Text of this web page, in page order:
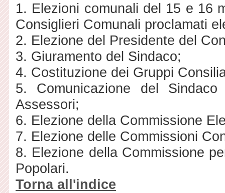
1. Elezioni comunali del 15 e 16
Consiglieri Comunali proclamati
2. Elezione del Presidente del
3. Giuramento del Sindaco;
4. Costituzione dei Gruppi
5. Comunicazione del
Assessori;
6. Elezione della Commissione
7. Elezione delle Commissioni
8. Elezione della Commissione
Popolari.
Torna all'indice